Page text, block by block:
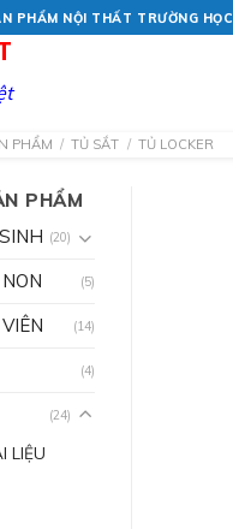
PHẨM NỘI THẤT TRƯỜNG HỌC
PHẨM / TỦ SẮT / TỦ LOCKER
PHẨM
(20)
(5)
(14)
(4)
(24)
LIỆU